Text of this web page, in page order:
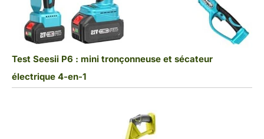
Test Seesii P6 : mini tronçonneuse et sécateur
électrique 4-en-1